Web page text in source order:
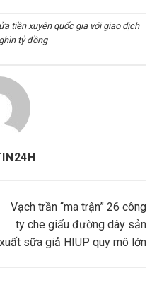
tiền xuyên quốc gia với giao dịch
tỷ đồng
Vạch trần “ma trận” 26 công
ty che giấu đường dây sản
xuất sữa giả HIUP quy mô lớn